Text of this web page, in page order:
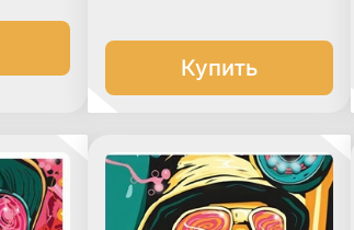
Купить